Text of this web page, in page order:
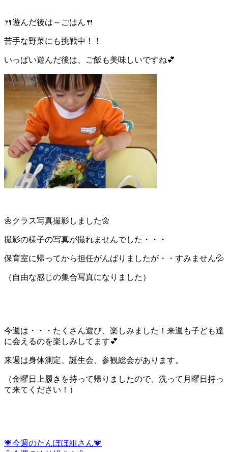
🍴遊んだ後は～ごはん🍴
苦手な野菜にも挑戦中！！
いっぱい遊んだ後は、ご飯も美味しいですね💕
🌼クラス写真撮影しました🌼
撮影の様子の写真が撮れませんでした・・・
保育室に帰ってから担任がんばりましたが・・すみません💦
（自由な感じの集合写真になりました）
今週は・・・たくさん遊び、楽しみました！来週も子ども達
に会えるのを楽しみしてます💕
来週は身体測定、誕生会、参観総会があります。
（金曜日上履きを持って帰りましたので、洗って月曜日持っ
て来てください！）
💗今週のたんぽぽ組さん💗